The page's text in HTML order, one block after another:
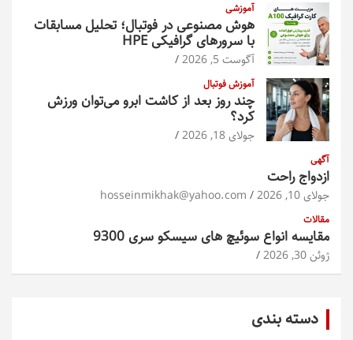
آموزشی
هوش مصنوعی در فوتبال؛ تحلیل مسابقات
با سرورهای گرافیکی HPE
آگوست 5, 2026
آموزش فوتبال
چند روز بعد از کاشت ابرو می‌توان ورزش
کرد؟
جولای 18, 2026
آگهی
ازدواج راحت
جولای 10, 2026 hosseinmikhak@yahoo.com
مقالات
مقایسه انواع سوئیچ های سیسکو سری 9300
ژوئن 30, 2026
دسته بندی